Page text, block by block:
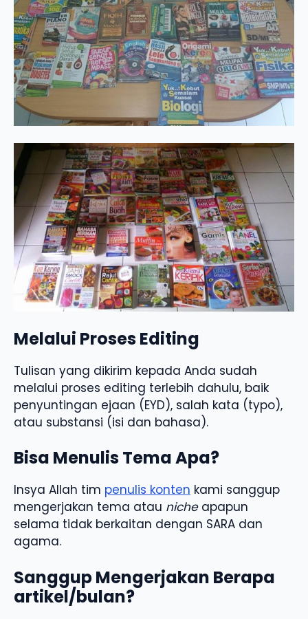
Melalui Proses Editing
Tulisan yang dikirim kepada Anda sudah
melalui proses editing terlebih dahulu, baik
penyuntingan ejaan (EYD), salah kata (typo),
atau substansi (isi dan bahasa).
Bisa Menulis Tema Apa?
Insya Allah tim penulis konten kami sanggup
mengerjakan tema atau nicheapapun
selama tidak berkaitan dengan SARA dan
agama.
Sanggup Mengerjakan Berapa
artikel/bulan?